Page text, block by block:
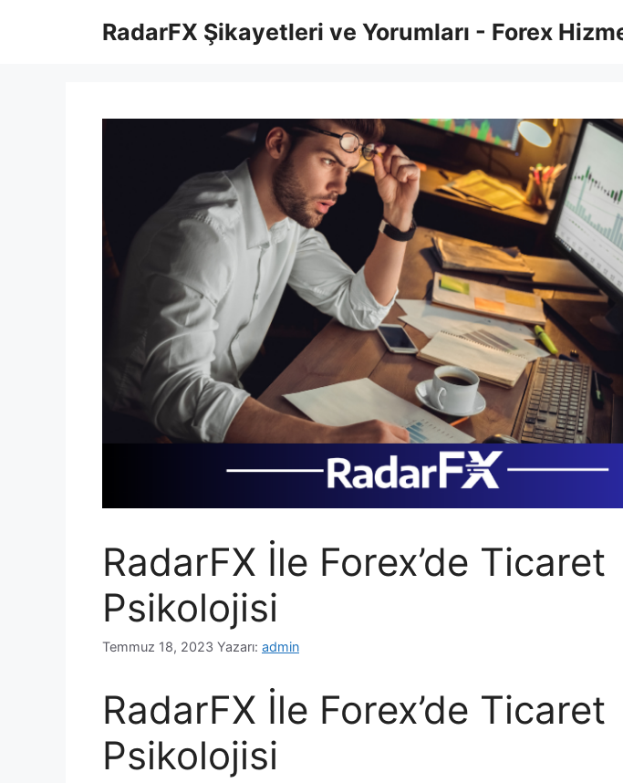
RadarFX Şikayetleri ve Yorumları - Forex
RadarFX İle Forex’de Ticaret
Psikolojisi
Temmuz 18, 2023 Yazarı: admin
RadarFX İle Forex’de Ticaret
Psikolojisi